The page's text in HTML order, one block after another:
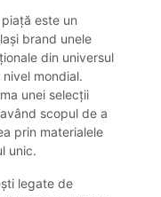
este un
brand unele
din universul
mondial.
unei selecții
scopul de a
prin materialele
unic.
legate de